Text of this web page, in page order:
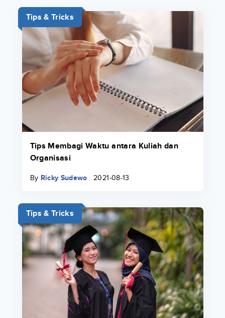
Tips & Tricks
Tips Membagi Waktu antara Kuliah dan
Organisasi
By Ricky Sudewo 2021-08-13
Tips & Tricks